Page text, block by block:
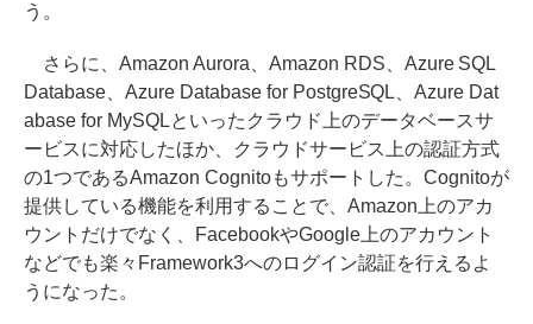
う。
さらに、Amazon Aurora、Amazon RDS、Azure SQL
Database、Azure Database for PostgreSQL、Azure Dat
abase for MySQLといったクラウド上のデータベースサ
ービスに対応したほか、クラウドサービス上の認証方式
の1つであるAmazon Cognitoもサポートした。Cognitoが
提供している機能を利用することで、Amazon上のアカ
ウントだけでなく、FacebookやGoogle上のアカウント
などでも楽々Framework3へのログイン認証を行えるよ
うになった。